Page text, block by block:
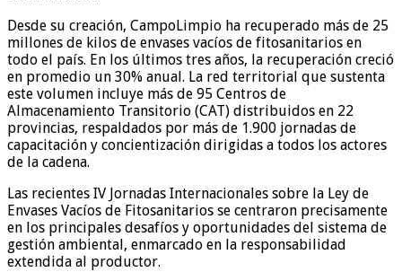
Desde su creación, CampoLimpio ha recuperado más de 25
millones de kilos de envases vacíos de fitosanitarios en
todo el país. En los últimos tres años, la recuperación creció
en promedio un 30% anual. La red territorial que sustenta
este volumen incluye más de 95 Centros de
Almacenamiento Transitorio (CAT) distribuidos en 22
provincias, respaldados por más de 1.900 jornadas de
capacitación y concientización dirigidas a todos los actores
de la cadena.
Las recientes IV Jornadas Internacionales sobre la Ley de
Envases Vacíos de Fitosanitarios se centraron precisamente
en los principales desafíos y oportunidades del sistema de
gestión ambiental, enmarcado en la responsabilidad
extendida al productor.